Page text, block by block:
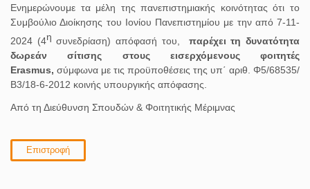
Ενημερώνουμε τα μέλη της πανεπιστημιακής κοινότητας ότι το
Συμβούλιο Διοίκησης του Ιονίου Πανεπιστημίου με την από 7-11-
2024 (4η συνεδρίαση) απόφασή του, παρέχει τη δυνατότητα
δωρεάν σίτισης στους εισερχόμενους φοιτητές
Εrasmus, σύμφωνα με τις προϋποθέσεις της υπ΄ αριθ. Φ5/68535/
Β3/18-6-2012 κοινής υπουργικής απόφασης.
Από τη Διεύθυνση Σπουδών & Φοιτητικής Μέριμνας
Επιστροφή